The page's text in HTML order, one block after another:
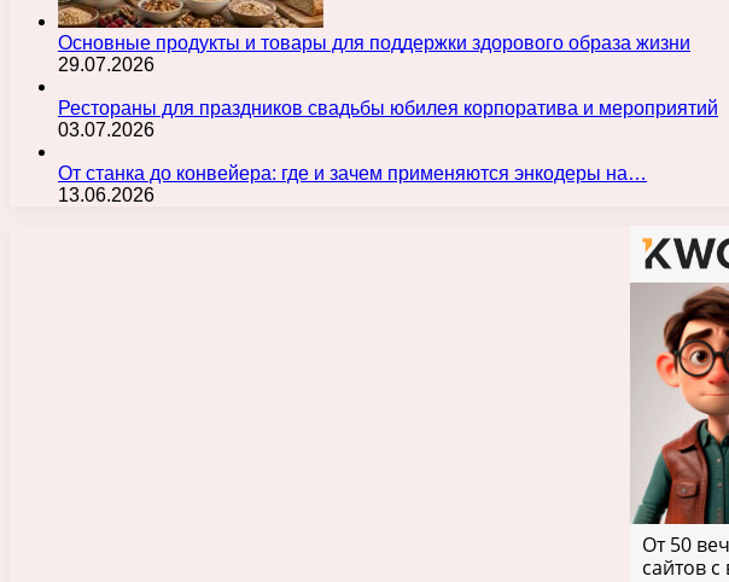
Основные продукты и товары для поддержки здорового образа жизни
29.07.2026
Рестораны для праздников свадьбы юбилея корпоратива и мероприятий
03.07.2026
От станка до конвейера: где и зачем применяются энкодеры на…
13.06.2026